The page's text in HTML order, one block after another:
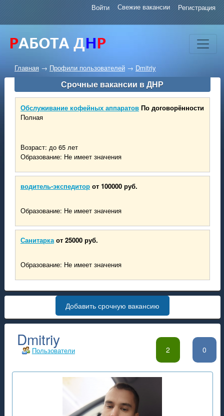
Войти Свежие вакансии Регистрация
Главная → Профили пользователей→ Dmitriy
Срочные вакансии в ДНР
Обслуживание кофейных аппаратов По договорённости
Полная
Возраст: до 65 лет
Образование: Не имеет значения
водитель-экспедитор от 100000 руб.
Образование: Не имеет значения
Санитарка от 25000 руб.
Образование: Не имеет значения
Добавить срочную вакансию
2 0
Пользователи
Dmitriy